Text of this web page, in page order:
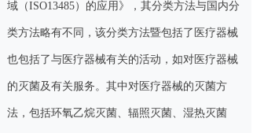
域（ISO13485）的应用》，其分类方法与国内分
类方法略有不同，该分类方法暨包括了医疗器械
也包括了与医疗器械有关的活动，如对医疗器械
的灭菌及有关服务。其中对医疗器械的灭菌方
法，包括环氧乙烷灭菌、辐照灭菌、湿热灭菌